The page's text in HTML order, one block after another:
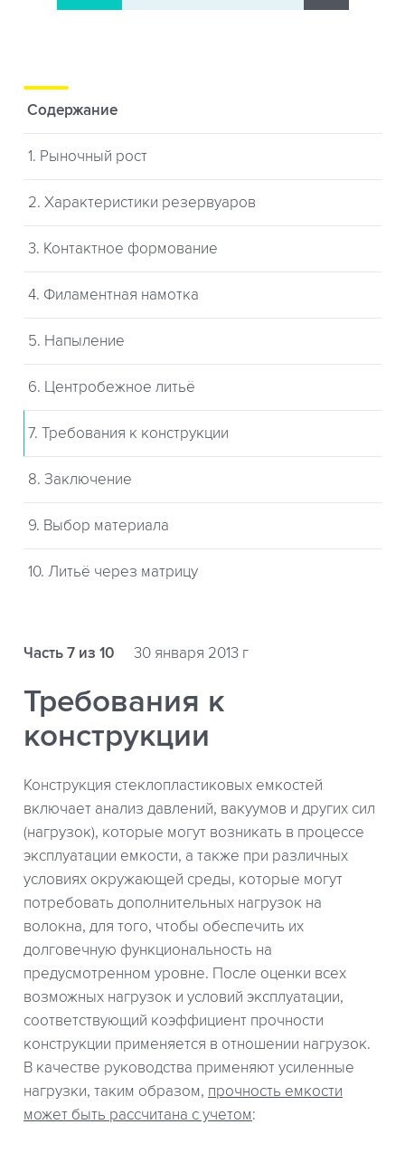
Содержание
1. Рыночный рост
2. Характеристики резервуаров
3. Контактное формование
4. Филаментная намотка
5. Напыление
6. Центробежное литьё
7. Требования к конструкции
8. Заключение
9. Выбор материала
10. Литьё через матрицу
Часть 7 из 10 30 января 2013 г
Требования к
конструкции
Конструкция стеклопластиковых емкостей
включает анализ давлений, вакуумов и других сил
(нагрузок), которые могут возникать в процессе
эксплуатации емкости, а также при различных
условиях окружающей среды, которые могут
потребовать дополнительных нагрузок на
волокна, для того, чтобы обеспечить их
долговечную функциональность на
предусмотренном уровне. После оценки всех
возможных нагрузок и условий эксплуатации,
соответствующий коэффициент прочности
конструкции применяется в отношении нагрузок.
В качестве руководства применяют усиленные
нагрузки, таким образом, прочность емкости
может быть рассчитана с учетом: